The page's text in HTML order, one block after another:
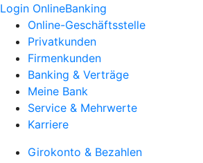
Login OnlineBanking
Online-Geschäftsstelle
Privatkunden
Firmenkunden
Banking & Verträge
Meine Bank
Service & Mehrwerte
Karriere
Girokonto & Bezahlen